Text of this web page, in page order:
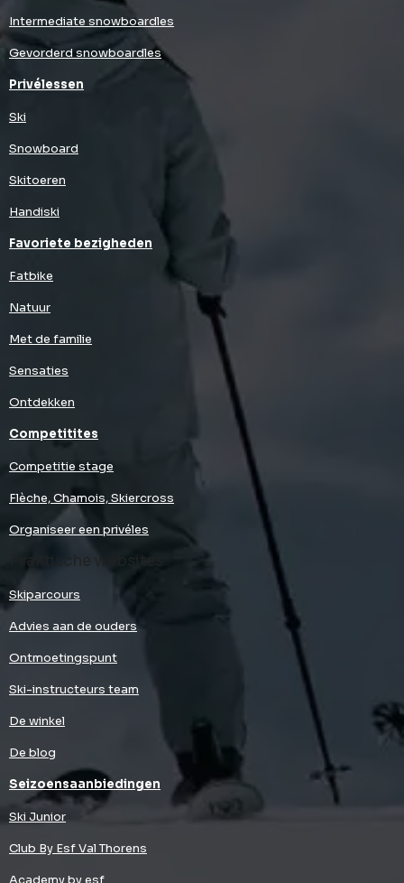
Intermediate snowboardles
Gevorderd snowboardles
Praktische websites
Skiparcours
Advies aan de ouders
Ontmoetingspunt
Ski-instructeurs team
De winkel
De blog
Privélessen
Ski
Snowboard
Skitoeren
Handiski
Favoriete bezigheden
Fatbike
Natuur
Met de familie
Sensaties
Ontdekken
Competitites
Competitie stage
Flèche, Chamois, Skiercross
Organiseer een privéles
Seizoensaanbiedingen
Ski Junior
Club By Esf Val Thorens